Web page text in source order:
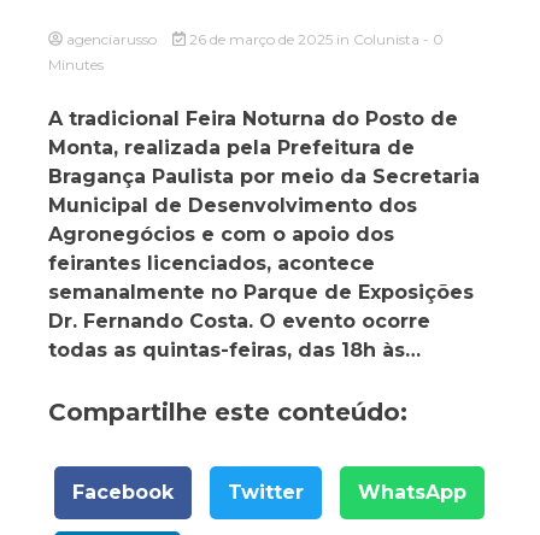
agenciarusso 26 de março de 2025 in Colunista - 0
Minutes
A tradicional Feira Noturna do Posto de
Monta, realizada pela Prefeitura de
Bragança Paulista por meio da Secretaria
Municipal de Desenvolvimento dos
Agronegócios e com o apoio dos
feirantes licenciados, acontece
semanalmente no Parque de Exposições
Dr. Fernando Costa. O evento ocorre
todas as quintas-feiras, das 18h às…
Compartilhe este conteúdo:
Facebook Twitter WhatsApp